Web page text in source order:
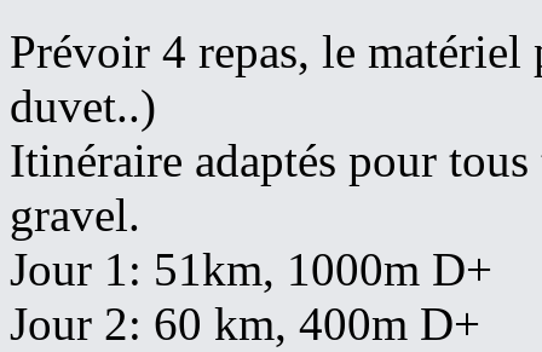
Prévoir 4 repas, le
duvet..)
Itinéraire adaptés pour
gravel.
Jour 1: 51km, 1000m D+
Jour 2: 60 km, 400m D+